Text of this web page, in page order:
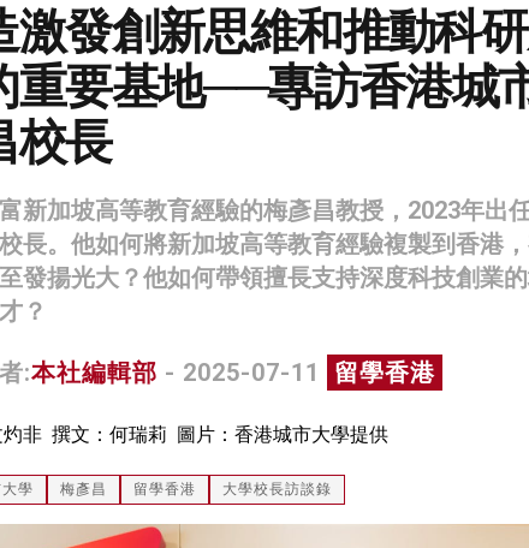
激發創新思維和推動科
重要基地──專訪香港城
校長
新加坡高等教育經驗的梅彥昌教授，2023年出
長。他如何將新加坡高等教育經驗複製到香港
發揚光大？他如何帶領擅長支持深度科技創業
？
:本社編輯部 - 2025-07-11 留學香港
非 撰文：何瑞莉 圖片：香港城市大學提供
學 梅彥昌 留學香港 大學校長訪談錄